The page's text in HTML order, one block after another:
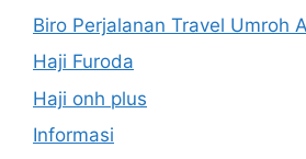
Biro Perjalanan Travel Umroh
Haji Furoda
Haji onh plus
Informasi